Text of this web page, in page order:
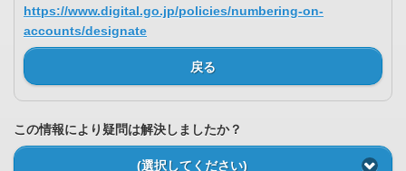
https://www.digital.go.jp/policies/numbering-on-
accounts/designate
戻る
この情報により疑問は解決しましたか？
(選択してください)